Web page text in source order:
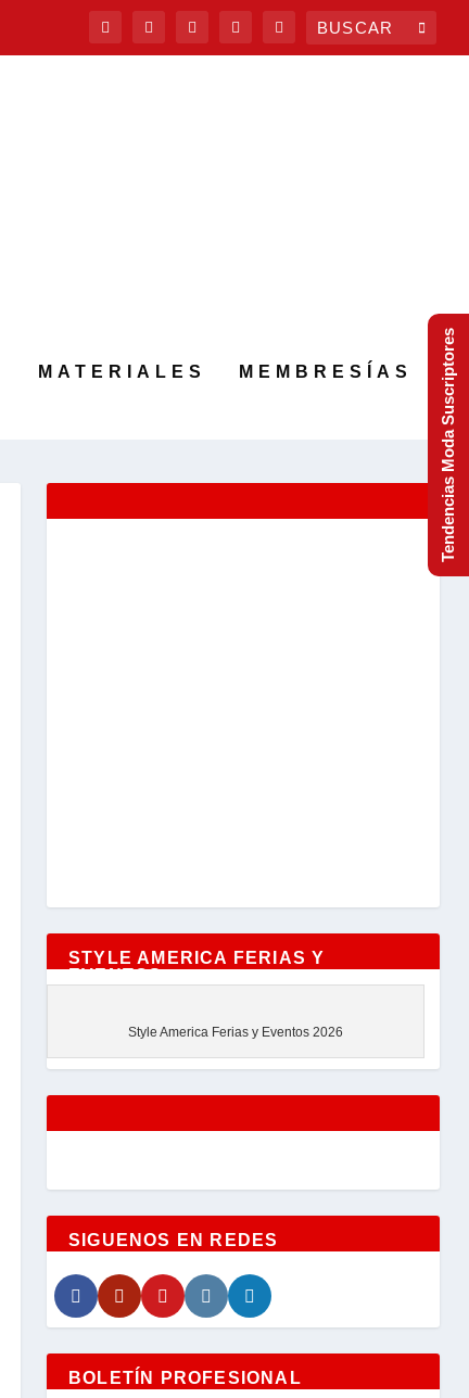
MATERIALES MEMBRESÍAS
STYLE AMERICA FERIAS Y
EVENTOS
Style America Ferias y Eventos 2026
SIGUENOS EN REDES
BOLETÍN PROFESIONAL
Tendencias Moda Suscriptores